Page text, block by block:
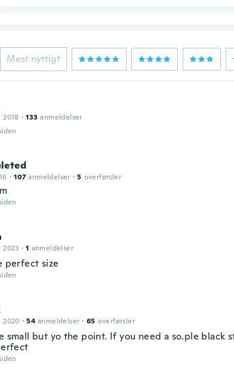
Mest nyttigt
· 133 anmeldelser
· 107 anmeldelser · 5 overførsler
· 1 anmeldelser
perfect size
2020 · 54 anmeldelser · 65 overførsler
small but yo the point. If you need a so.ple black